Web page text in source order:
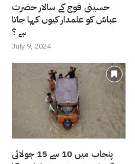
حسینی فوج کے سالار حضرت
عباسّ کو علمدار کیوں کہا جاتا
ہے ؟
July 9, 2024
پنجاب میں 10 سے 15 جولائی